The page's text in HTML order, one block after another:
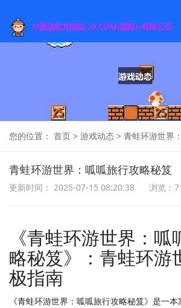
您的位置： 首页 > 游戏动态 > 青蛙环游世界
青蛙环游世界：呱呱旅行攻略秘笈
更新时间： 2025-07-15 08:20:38 浏览：
《青蛙环游世界：呱
略秘笈》：青蛙环游
极指南
《青蛙环游世界：呱呱旅行攻略秘笈》是一